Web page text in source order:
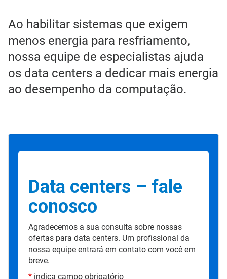
Ao habilitar sistemas que exigem
menos energia para resfriamento,
nossa equipe de especialistas ajuda
os data centers a dedicar mais energia
ao desempenho da computação.
Data centers – fale
conosco
Agradecemos a sua consulta sobre nossas
ofertas para data centers. Um profissional da
nossa equipe entrará em contato com você em
breve.
* indica campo obrigatório